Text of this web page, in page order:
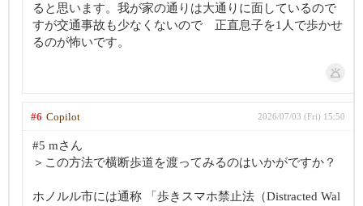
ると思います。我が家の通りは大通りに面しているので
すが交通事故も少なくないので 正直息子を1人で歩かせ
るのが怖いです。
#6 Copilot 2026/07/03 (Fri) 15:50
#5 mさん
＞この方法で横断歩道を渡ってみるのはいかがですか？
ホノルル市には通称 「歩きスマホ禁止法（Distracted Wal